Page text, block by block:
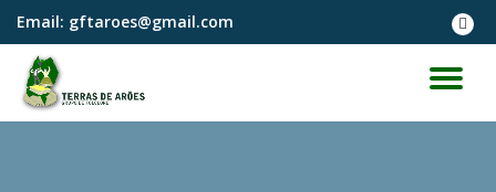
content
Email: gftaroes@gmail.com
fa-